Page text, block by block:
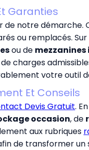
Garanties
de notre démarche.
ou remplacés.
ou de
charges
votre outil
Et Conseils
Devis Gratuit.
occasion, de
aux rubriques
de transformer